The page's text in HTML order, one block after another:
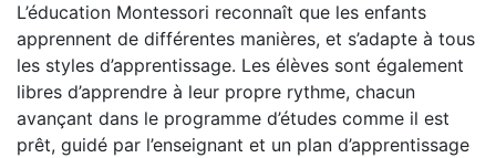
L’éducation Montessori reconnaît que les enfants
apprennent de différentes manières, et s’adapte à tous
les styles d’apprentissage. Les élèves sont également
libres d’apprendre à leur propre rythme, chacun
avançant dans le programme d’études comme il est
prêt, guidé par l’enseignant et un plan d’apprentissage